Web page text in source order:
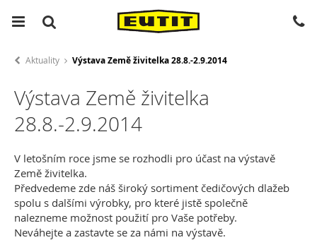
Aktuality Výstava Země živitelka 28.8.-2.9.2014
Výstava Země živitelka
28.8.-2.9.2014
V letošním roce jsme se rozhodli pro účast na výstavě
Země živitelka.
Předvedeme zde náš široký sortiment čedičových dlažeb
spolu s dalšími výrobky, pro které jistě společně
nalezneme možnost použití pro Vaše potřeby.
Neváhejte a zastavte se za námi na výstavě.